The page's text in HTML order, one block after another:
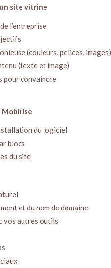
site vitrine
l’entreprise
(couleurs, polices, images)
(texte et image)
pour convaincre
Mobirise
du logiciel
blocs
du site
et du nom de domaine
vos autres outils